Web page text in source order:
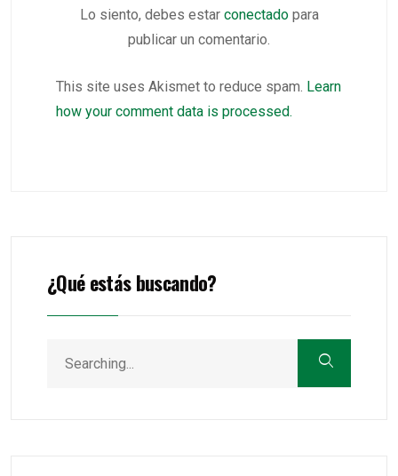
Lo siento, debes estar conectadopara
publicar un comentario.
This site uses Akismet to reduce spam. Learn
how your comment data is processed.
¿Qué estás buscando?